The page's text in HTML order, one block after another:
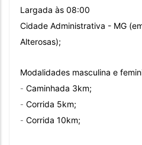
Largada às 08:00
Cidade Administrativa - MG
Alterosas);
Modalidades masculina e
- Caminhada 3km;
- Corrida 5km;
- Corrida 10km;